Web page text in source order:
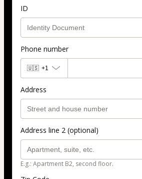
ID
Phone number
🇺🇸 +1
Address
Address line 2 (optional)
E.g.: Apartment B2, second floor.